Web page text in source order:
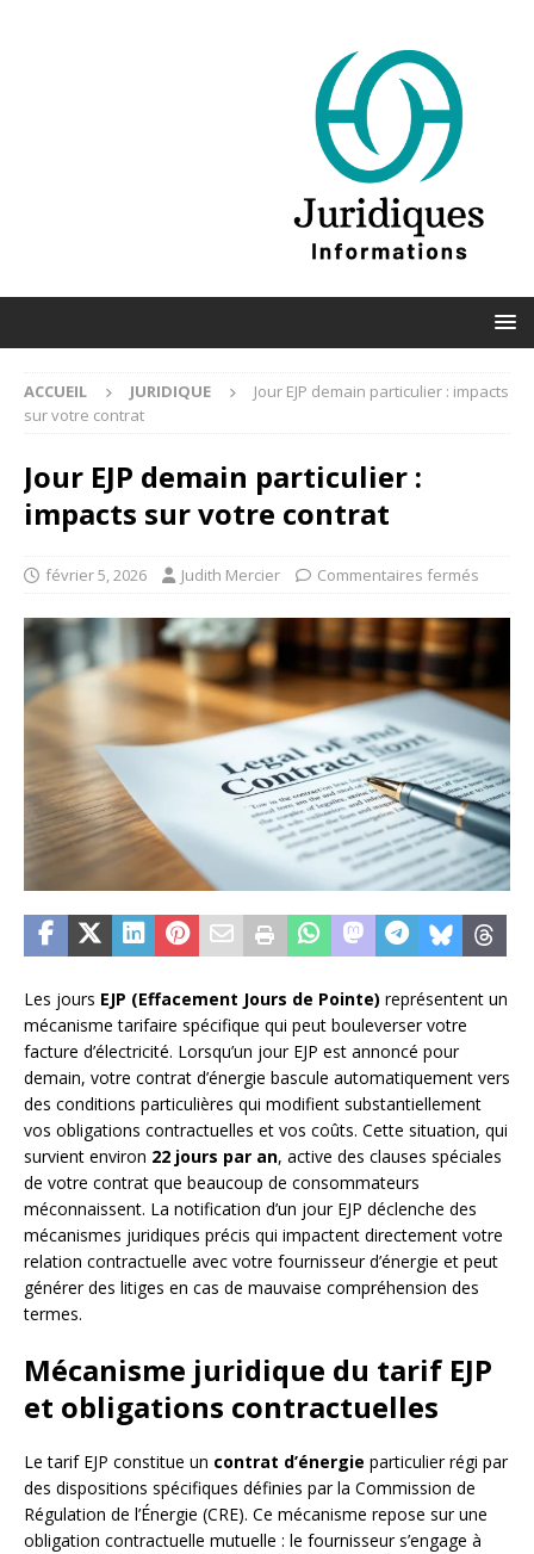
ACCUEIL JURIDIQUE
Jour EJP demain particulier : impacts
sur votre contrat
Jour EJP demain particulier :
impacts sur votre contrat
février 5, 2026 Judith Mercier Commentaires fermés
Les jours EJP (Effacement Jours de Pointe) représentent un
mécanisme tarifaire spécifique qui peut bouleverser votre
facture d’électricité. Lorsqu’un jour EJP est annoncé pour
demain, votre contrat d’énergie bascule automatiquement vers
des conditions particulières qui modifient substantiellement
vos obligations contractuelles et vos coûts. Cette situation, qui
survient environ 22 jours par an, active des clauses spéciales
de votre contrat que beaucoup de consommateurs
méconnaissent. La notification d’un jour EJP déclenche des
mécanismes juridiques précis qui impactent directement votre
relation contractuelle avec votre fournisseur d’énergie et peut
générer des litiges en cas de mauvaise compréhension des
termes.
Mécanisme juridique du tarif EJP
et obligations contractuelles
Le tarif EJP constitue un contrat d’énergie particulier régi par
des dispositions spécifiques définies par la Commission de
Régulation de l’Énergie (CRE). Ce mécanisme repose sur une
obligation contractuelle mutuelle : le fournisseur s’engage à